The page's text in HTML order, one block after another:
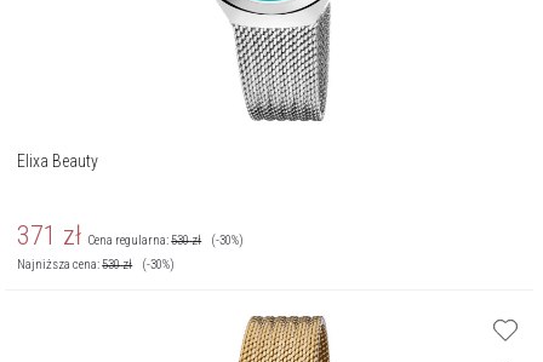
Elixa Beauty
371 zł Cena regularna:530zł
(-30%)
Najniższa cena:530zł (-30%)